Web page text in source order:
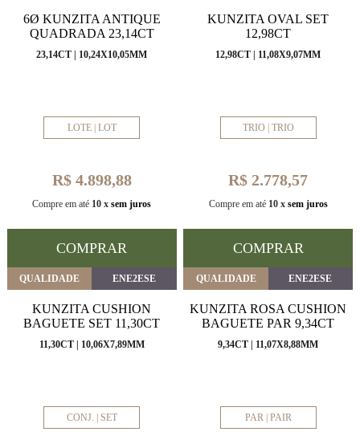
6Ø KUNZITA ANTIQUE
QUADRADA 23,14CT
23,14CT | 10,24X10,05MM
LOTE | LOT
R$ 4.898,88
Compre em até 10 x sem juros
COMPRAR
KUNZITA OVAL SET
12,98CT
12,98CT | 11,08X9,07MM
TRIO | TRIO
R$ 2.778,57
Compre em até 10 x sem juros
COMPRAR
QUALIDADE ENE2ESE
KUNZITA CUSHION
BAGUETE SET 11,30CT
11,30CT | 10,06X7,89MM
CONJ. | SET
QUALIDADE ENE2ESE
KUNZITA ROSA CUSHION
BAGUETE PAR 9,34CT
9,34CT | 11,07X8,88MM
PAR | PAIR